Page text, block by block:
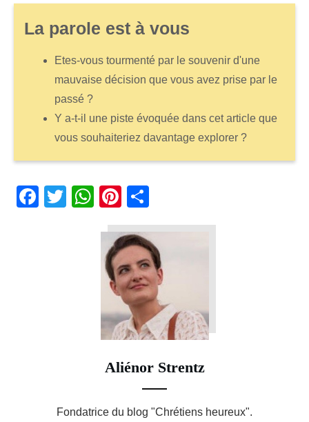
La parole est à vous
Etes-vous tourmenté par le souvenir d'une
mauvaise décision que vous avez prise par le
passé ?
Y a-t-il une piste évoquée dans cet article que
vous souhaiteriez davantage explorer ?
Fa T
W
ha
A
pp
Pi
nt
er
es
t
rt
ag
er
Aliénor Strentz
Fondatrice du blog "Chrétiens heureux".